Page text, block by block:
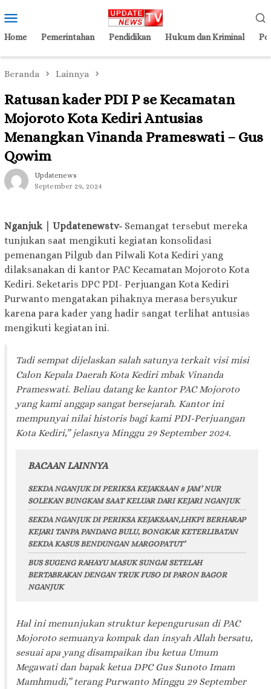
ke
kontenMobile
Home Pemerintahan Pendidikan Hukum dan Kriminal
Beranda Lainnya
Ratusan kader PDI P se Kecamatan
Mojoroto Kota Kediri Antusias
Menangkan Vinanda Prameswati – Gus
Qowim
Updatenews
September 29, 2024
Nganjuk | Updatenewstv- Semangat tersebut mereka
tunjukan saat mengikuti kegiatan konsolidasi
pemenangan Pilgub dan Pilwali Kota Kediri yang
dilaksanakan di kantor PAC Kecamatan Mojoroto Kota
Kediri. Seketaris DPC PDI- Perjuangan Kota Kediri
Purwanto mengatakan pihaknya merasa bersyukur
karena para kader yang hadir sangat terlihat antusias
mengikuti kegiatan ini.
Tadi sempat dijelaskan salah satunya terkait visi misi
Calon Kepala Daerah Kota Kediri mbak Vinanda
Prameswati. Beliau datang ke kantor PAC Mojoroto
yang kami anggap sangat bersejarah. Kantor ini
mempunyai nilai historis bagi kami PDI-Perjuangan
Kota Kediri,” jelasnya Minggu 29 September 2024.
BACAAN LAINNYA
SEKDA NGANJUK DI PERIKSA KEJAKSAAN 8 JAM’ NUR
SOLEKAN BUNGKAM SAAT KELUAR DARI KEJARI NGANJUK
SEKDA NGANJUK DI PERIKSA KEJAKSAAN,LHKPI BERHARAP
KEJARI TANPA PANDANG BULU, BONGKAR KETERLIBATAN
SEKDA KASUS BENDUNGAN MARGOPATUT’
BUS SUGENG RAHAYU MASUK SUNGAI SETELAH
BERTABRAKAN DENGAN TRUK FUSO DI PARON BAGOR
NGANJUK
Hal ini menunjukan struktur kepengurusan di PAC
Mojoroto semuanya kompak dan insyah Allah bersatu,
sesuai apa yang disampaikan ibu ketua Umum
Megawati dan bapak ketua DPC Gus Sunoto Imam
Mamhmudi,” terang Purwanto Minggu 29 September